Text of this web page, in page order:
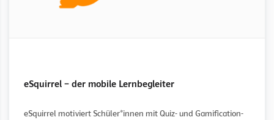
eSquirrel – der mobile Lernbegleiter
eSquirrel motiviert Schüler*innen mit Quiz- und Gamification-